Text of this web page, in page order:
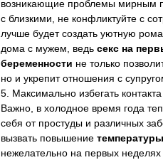
возникающие проблемы мирным
с близкими, не конфликтуйте с
лучше будет создать уютную
дома с мужем, ведь секс на
беременности не только
но и укрепит отношения с
Максимально избегать
Важно, в холодное время года
себя от простуды и различных
вызвать повышение температуры
нежелательно на первых